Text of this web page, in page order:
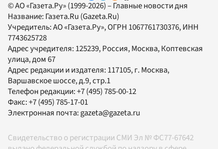
© АО «Газета.Ру» (1999-2026) – Главные новости дня
Название: Газета.Ru (Gazeta.Ru)
Учредитель:АО «Газета.Ру», ОГРН 1067761730376, ИНН
7743625728
Адрес учредителя: 125239, Россия, Москва, Коптевская
улица, дом 67
Адрес редакции и издателя: 117105, г. Москва,
Варшавское шоссе, д.9, стр.1
Телефон редакции:+7 (495) 785-00-12
Факс:+7 (495) 785-17-01
Электронная почта:gazeta@gazeta.ru
Свидетельство о регистрации СМИ Эл № ФС77-67642